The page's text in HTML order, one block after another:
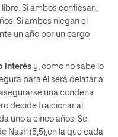
Si ambos confiesan,
Si ambos niegan el
un año por un cargo
interés y, como no sabe lo
para él será delatar a
una condena
decide traicionar al
uno a cinco años. Se
Nash (5,5),en la que cada